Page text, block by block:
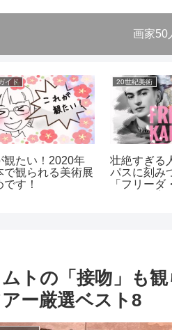
画家50
イド
観たい！2020年
で観られる美術展
です！
20世紀美術
壮絶すぎる
パスに刻み
「フリーダ
トの「接吻」も
ー厳選ベスト8